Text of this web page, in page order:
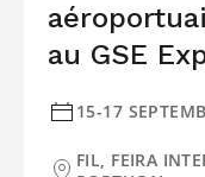
au GSE
15-17
FIL, FEIRA